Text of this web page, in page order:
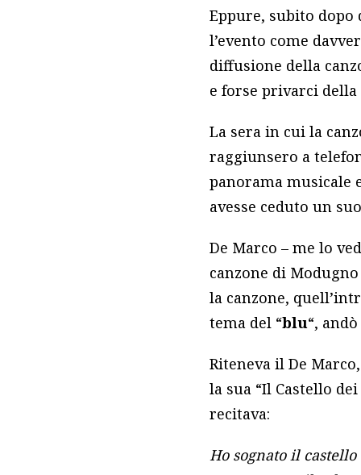
Eppure, subito dopo
l’evento come
diffusione della
e forse privarci
La sera in cui la
raggiunsero a
panorama musicale
avesse ceduto un
De Marco – me lo
canzone di
la canzone,
tema del “blu“,
Riteneva il De
la sua “Il Castello
recitava:
Ho sognato il